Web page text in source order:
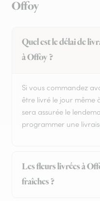
Offoy
Quel est le délai de
à Offoy ?
Si vous commandez
être livré le jour même
sera assurée le
programmer une
Les fleurs livrées à
fraîches ?